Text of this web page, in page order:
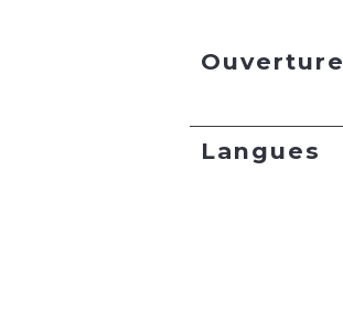
Ouverture
Langues